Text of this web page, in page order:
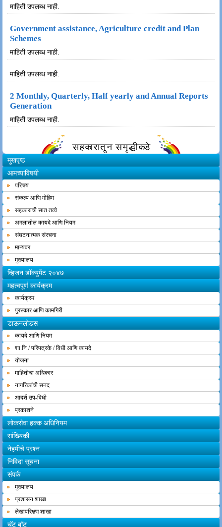
माहिती उपलब्ध नाही.
Government assistance, Agriculture credit and Plan
Schemes
माहिती उपलब्ध नाही.
माहिती उपलब्ध नाही.
2 Monthly, Quarterly, Half yearly and Annual Reports
Generation
माहिती उपलब्ध नाही.
मुखपृष्ठ
आमच्याविषयी
परिचय
संकल्प आणि मोहिम
सहकाराची सात तत्वे
अमलातील कायदे आणि नियम
संघटनात्मक संरचना
मान्यवर
मुख्यालय
व्हिजन डॉक्युमेंट २०४७
महत्वपूर्ण कार्यक्रम
कार्यक्रम
पुरस्कार आणि कामगिरी
डाऊनलोडस
कायदे आणि नियम
शा.नि / परिपत्रके / विधी आणि कायदे
योजना
माहितीचा अधिकार
नागरिकांची सनद
आदर्श उप-विधी
प्रकाशने
लोकसेवा हक्क अधिनियम
सांख्यिकी
नेहमीचे प्रश्न
निविदा सूचना
संपर्क
मुख्यालय
प्रशासन शाखा
लेखापरिक्षण शाखा
चॅट बॉट